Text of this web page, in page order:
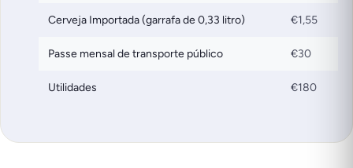
Cerveja Importada (garrafa de 0,33 litro) €1,55
Passe mensal de transporte público €30
Utilidades €180